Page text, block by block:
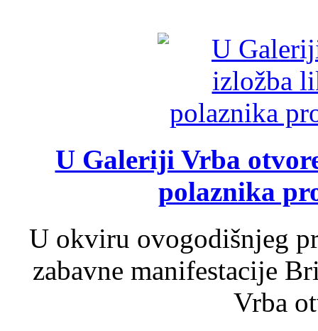
U Galeriji Vrba
polaznika
U okviru ovogodišnjeg
zabavne manifestacije
Vrba